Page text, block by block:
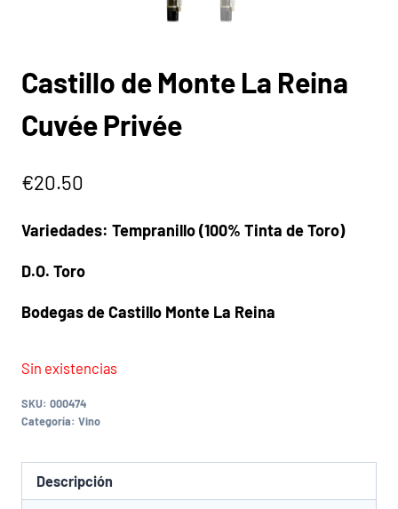
Castillo de Monte La Reina
Cuvée Privée
€20.50
Variedades: Tempranillo (100% Tinta de Toro)
D.O. Toro
Bodegas de Castillo Monte La Reina
Sin existencias
SKU: 000474
Categoría: Vino
Descripción